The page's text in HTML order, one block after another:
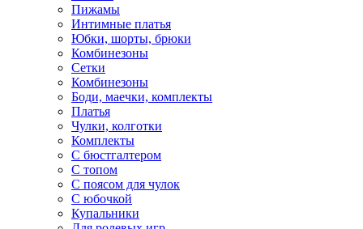
Пижамы
Интимные платья
Юбки, шорты, брюки
Комбинезоны
Сетки
Комбинезоны
Боди, маечки, комплекты
Платья
Чулки, колготки
Комплекты
С бюстгалтером
С топом
С поясом для чулок
С юбочкой
Купальники